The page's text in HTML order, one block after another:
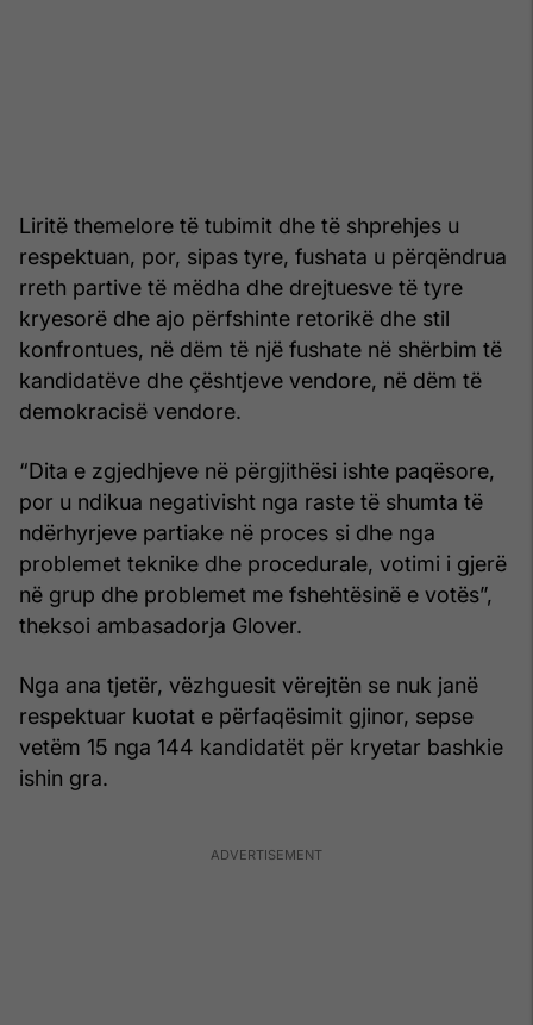
Liritë themelore të tubimit dhe të shprehjes u
respektuan, por, sipas tyre, fushata u përqëndrua
rreth partive të mëdha dhe drejtuesve të tyre
kryesorë dhe ajo përfshinte retorikë dhe stil
konfrontues, në dëm të një fushate në shërbim të
kandidatëve dhe çështjeve vendore, në dëm të
demokracisë vendore.
“Dita e zgjedhjeve në përgjithësi ishte paqësore,
por u ndikua negativisht nga raste të shumta të
ndërhyrjeve partiake në proces si dhe nga
problemet teknike dhe procedurale, votimi i gjerë
në grup dhe problemet me fshehtësinë e votës”,
theksoi ambasadorja Glover.
Nga ana tjetër, vëzhguesit vërejtën se nuk janë
respektuar kuotat e përfaqësimit gjinor, sepse
vetëm 15 nga 144 kandidatët për kryetar bashkie
ishin gra.